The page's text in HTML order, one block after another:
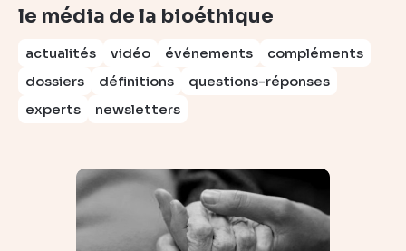
le média de la bioéthique
actualités vidéo événements
compléments
dossiers
définitions
questions-réponses
experts
newsletters